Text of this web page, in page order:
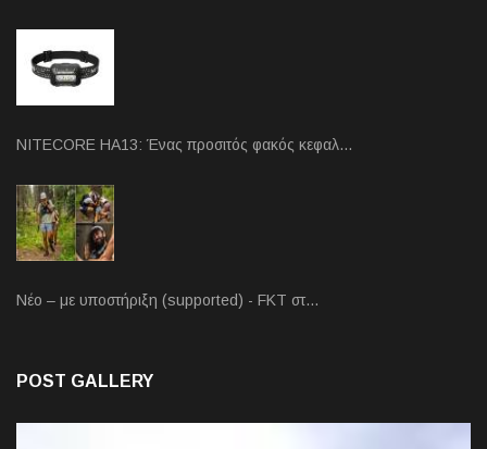
NITECORE HA13: Ένας προσιτός φακός κεφαλ…
Νέο – με υποστήριξη (supported) - FKT στ…
POST GALLERY